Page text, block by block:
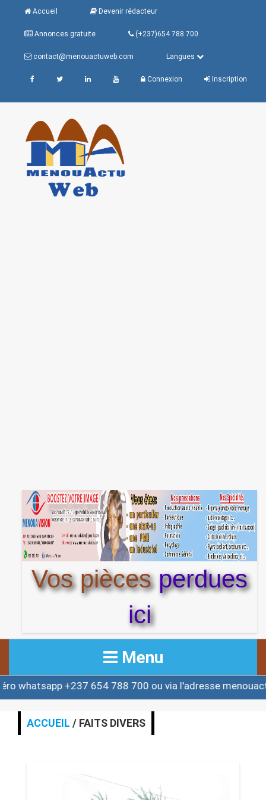
Accueil Devenir rédacteur
Annonces gratuite (+237)654 788 700
contact@menouactuweb.com Langues
Connexion Inscription
Vos piècesperdues
ici
Menu
ACCUEIL
ACTUALITE
+237 654 788 700 ou via l'adresse
ACCUEIL / FAITS DIVERS